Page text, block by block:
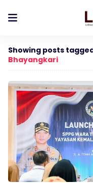
Showing posts
Bhayangkari